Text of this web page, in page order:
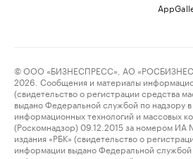
© ООО «БИЗНЕСПРЕСС», АО
2026. Сообщения и материалы
(свидетельство о регистрации средства
выдано Федеральной службой по надзору
информационных технологий и массовых
(Роскомнадзор) 09.12.2015 за номером
издания «РБК» (свидетельство о
информации выдано Федеральной службой